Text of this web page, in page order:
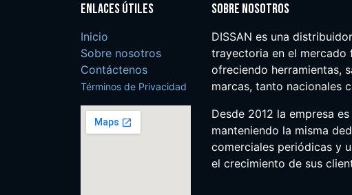
Enlaces útiles
Inicio
Sobre nosotros
Contáctenos
Términos de Privacidad
Sobre nosotros
DISSAN es una
trayectoria en el
ofreciendo herramientas,
marcas, tanto nacionales
Desde 2012 la empresa
manteniendo la misma
comerciales periódicas y
el crecimiento de sus